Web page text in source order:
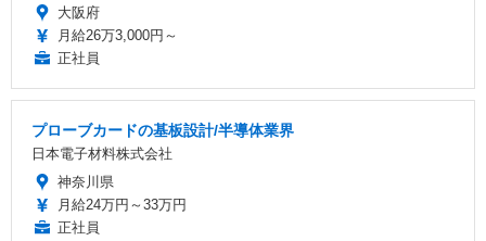
大阪府
月給26万3,000円～
正社員
プローブカードの基板設計/半導体業界
日本電子材料株式会社
神奈川県
月給24万円～33万円
正社員